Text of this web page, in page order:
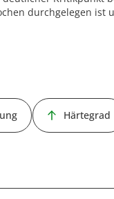
durchgelegen ist
Härtegrad